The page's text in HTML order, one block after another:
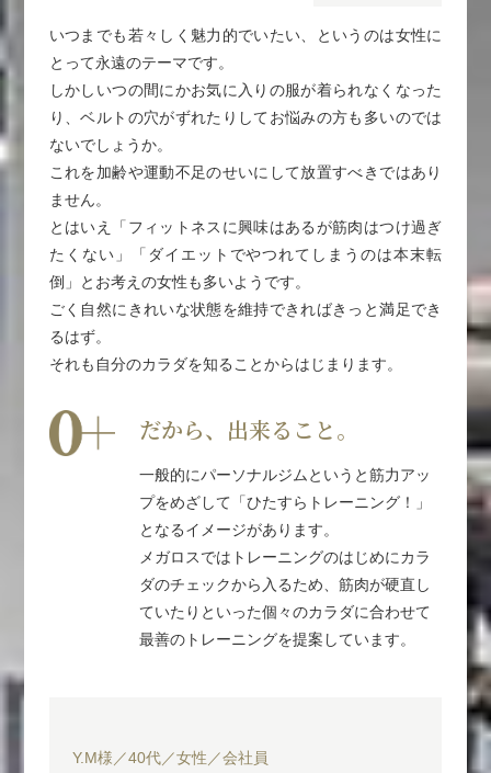
いつまでも若々しく魅力的でいたい、というのは女性に
とって永遠のテーマです。
しかしいつの間にかお気に入りの服が着られなくなった
り、ベルトの穴がずれたりしてお悩みの方も多いのでは
ないでしょうか。
これを加齢や運動不足のせいにして放置すべきではあり
ません。
とはいえ「フィットネスに興味はあるが筋肉はつけ過ぎ
たくない」「ダイエットでやつれてしまうのは本末転
倒」とお考えの女性も多いようです。
ごく自然にきれいな状態を維持できればきっと満足でき
るはず。
それも自分のカラダを知ることからはじまります。
だから、出来ること。
一般的にパーソナルジムというと筋力アッ
プをめざして「ひたすらトレーニング！」
となるイメージがあります。
メガロスではトレーニングのはじめにカラ
ダのチェックから入るため、筋肉が硬直し
ていたりといった個々のカラダに合わせて
最善のトレーニングを提案しています。
Y.M様／40代／女性／会社員